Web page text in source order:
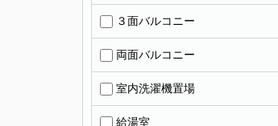
３面バルコニー
両面バルコニー
室内洗濯機置場
給湯室